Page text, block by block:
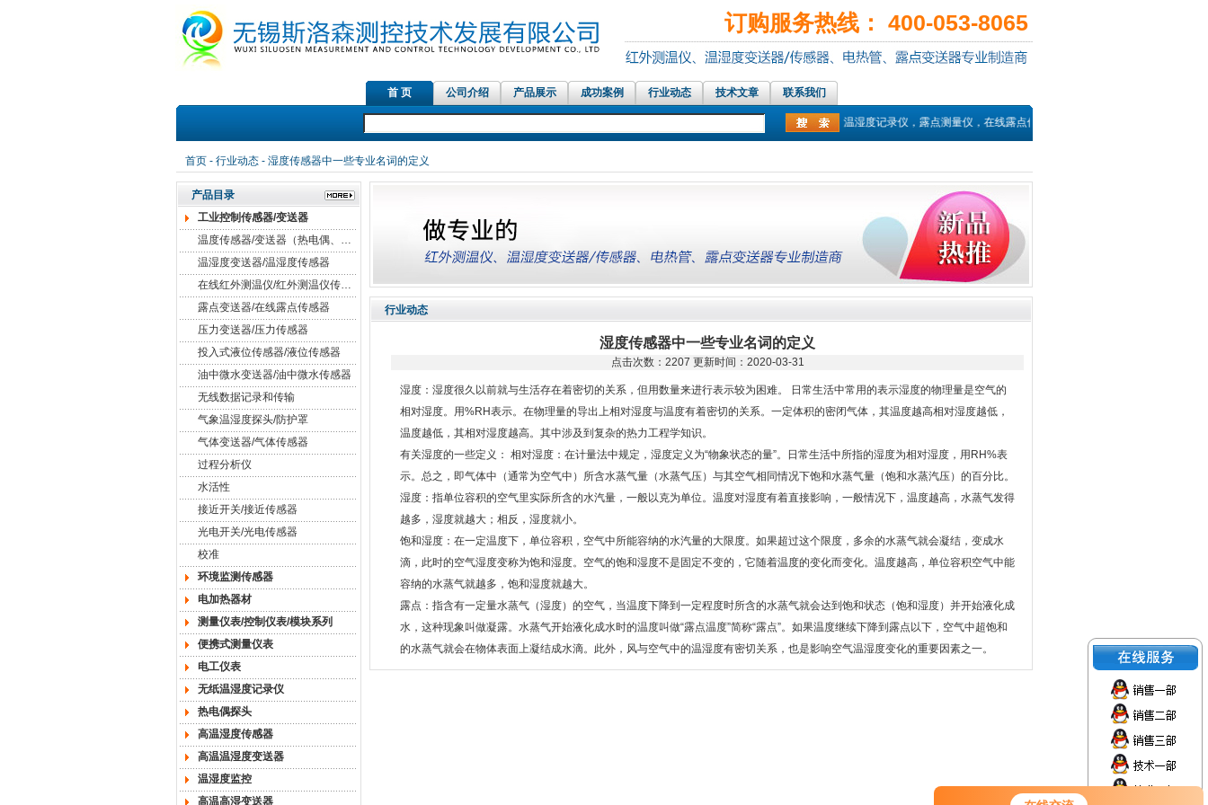
订购服务热线： 400-053-8065
首 页 公司介绍 产品展示 成功案例 行业动态 技术文章 联系我们
红外测温仪传感器，在线红外测温仪、铝材测温仪，温湿度记录仪，露点测量仪，在线露点传感器，PT100温度传感器，热电
首页- 行业动态- 湿度传感器中一些专业名词的定义
产品目录
工业控制传感器/变送器
温度传感器/变送器（热电偶、热电阻）
温湿度变送器/温湿度传感器
在线红外测温仪/红外测温仪传感器
露点变送器/在线露点传感器
压力变送器/压力传感器
投入式液位传感器/液位传感器
油中微水变送器/油中微水传感器
无线数据记录和传输
气象温湿度探头/防护罩
气体变送器/气体传感器
过程分析仪
水活性
接近开关/接近传感器
光电开关/光电传感器
校准
环境监测传感器
电加热器材
测量仪表/控制仪表/模块系列
便携式测量仪表
电工仪表
无纸温湿度记录仪
热电偶探头
高温湿度传感器
高温温湿度变送器
温湿度监控
高温高湿变送器
行业动态
湿度传感器中一些专业名词的定义
点击次数：2207 更新时间：2020-03-31
湿度：湿度很久以前就与生活存在着密切的关系，但用数量来进行表示较为困难。 日常生活中常用的表示湿度的物理量是空气的
相对湿度。用%RH表示。在物理量的导出上相对湿度与温度有着密切的关系。一定体积的密闭气体，其温度越高相对湿度越低，
温度越低，其相对湿度越高。其中涉及到复杂的热力工程学知识。
有关湿度的一些定义： 相对湿度：在计量法中规定，湿度定义为“物象状态的量”。日常生活中所指的湿度为相对湿度，用RH%表
示。总之，即气体中（通常为空气中）所含水蒸气量（水蒸气压）与其空气相同情况下饱和水蒸气量（饱和水蒸汽压）的百分比。
湿度：指单位容积的空气里实际所含的水汽量，一般以克为单位。温度对湿度有着直接影响，一般情况下，温度越高，水蒸气发得
越多，湿度就越大；相反，湿度就小。
饱和湿度：在一定温度下，单位容积，空气中所能容纳的水汽量的大限度。如果超过这个限度，多余的水蒸气就会凝结，变成水
滴，此时的空气湿度变称为饱和湿度。空气的饱和湿度不是固定不变的，它随着温度的变化而变化。温度越高，单位容积空气中能
容纳的水蒸气就越多，饱和湿度就越大。
露点：指含有一定量水蒸气（湿度）的空气，当温度下降到一定程度时所含的水蒸气就会达到饱和状态（饱和湿度）并开始液化成
水，这种现象叫做凝露。水蒸气开始液化成水时的温度叫做“露点温度”简称“露点”。如果温度继续下降到露点以下，空气中超饱和
的水蒸气就会在物体表面上凝结成水滴。此外，风与空气中的温湿度有密切关系，也是影响空气温湿度变化的重要因素之一。